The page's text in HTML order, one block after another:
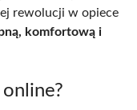
rewolucji w opiece
komfortową i